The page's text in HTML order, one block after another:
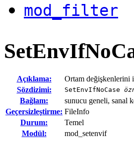
mod_filter
Açıklama:
Ortam değişkenlerini
Sözdizimi:
SetEnvIfNoCase
Bağlam:
sunucu geneli, sanal
Geçersizleştirme: FileInfo
Durum:
Temel
Modül:
mod_setenvif